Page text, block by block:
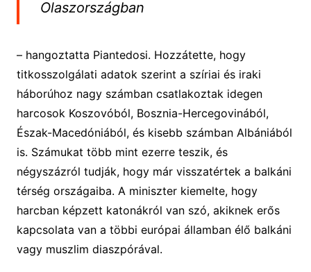
Olaszországban
– hangoztatta Piantedosi. Hozzátette, hogy
titkosszolgálati adatok szerint a szíriai és iraki
háborúhoz nagy számban csatlakoztak idegen
harcosok Koszovóból, Bosznia-Hercegovinából,
Észak-Macedóniából, és kisebb számban Albániából
is. Számukat több mint ezerre teszik, és
négyszázról tudják, hogy már visszatértek a balkáni
térség országaiba. A miniszter kiemelte, hogy
harcban képzett katonákról van szó, akiknek erős
kapcsolata van a többi európai államban élő balkáni
vagy muszlim diaszpórával.